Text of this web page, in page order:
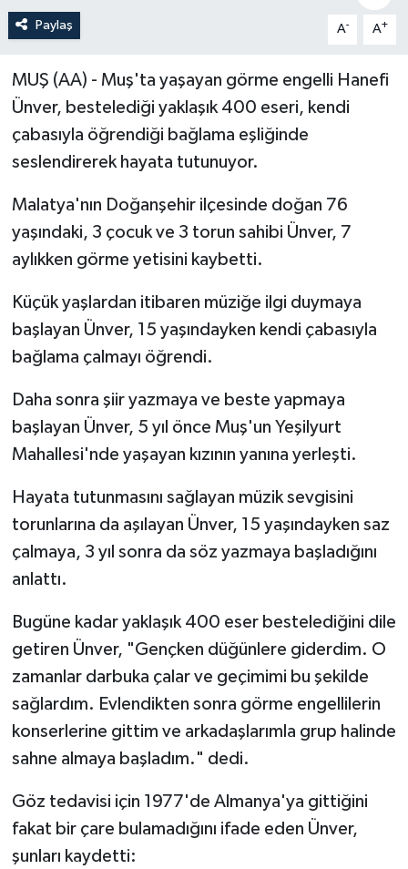
Paylaş A- A+
MUŞ (AA) - Muş'ta yaşayan görme engelli Hanefi
Ünver, bestelediği yaklaşık 400 eseri, kendi
çabasıyla öğrendiği bağlama eşliğinde
seslendirerek hayata tutunuyor.
Malatya'nın Doğanşehir ilçesinde doğan 76
yaşındaki, 3 çocuk ve 3 torun sahibi Ünver, 7
aylıkken görme yetisini kaybetti.
Küçük yaşlardan itibaren müziğe ilgi duymaya
başlayan Ünver, 15 yaşındayken kendi çabasıyla
bağlama çalmayı öğrendi.
Daha sonra şiir yazmaya ve beste yapmaya
başlayan Ünver, 5 yıl önce Muş'un Yeşilyurt
Mahallesi'nde yaşayan kızının yanına yerleşti.
Hayata tutunmasını sağlayan müzik sevgisini
torunlarına da aşılayan Ünver, 15 yaşındayken saz
çalmaya, 3 yıl sonra da söz yazmaya başladığını
anlattı.
Bugüne kadar yaklaşık 400 eser bestelediğini dile
getiren Ünver, "Gençken düğünlere giderdim. O
zamanlar darbuka çalar ve geçimimi bu şekilde
sağlardım. Evlendikten sonra görme engellilerin
konserlerine gittim ve arkadaşlarımla grup halinde
sahne almaya başladım." dedi.
Göz tedavisi için 1977'de Almanya'ya gittiğini
fakat bir çare bulamadığını ifade eden Ünver,
şunları kaydetti:
Politika
Sağlık
Spor
Teknoloji
Yaşam